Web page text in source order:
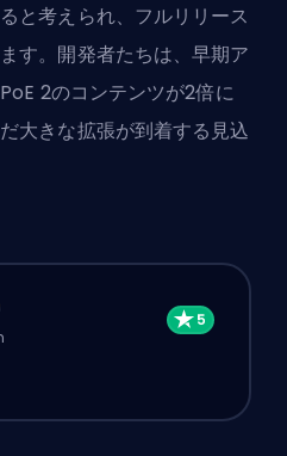
と考えられ、フルリリース
す。開発者たちは、早期ア
2のコンテンツが2倍に
大きな拡張が到着する見込